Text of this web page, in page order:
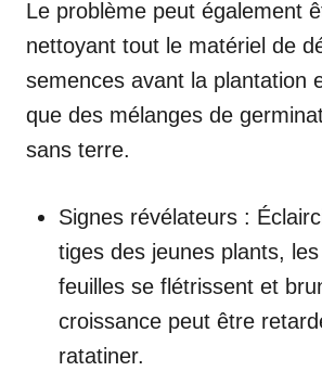
Le problème peut également
nettoyant tout le matériel de
semences avant la plantation
que des mélanges de
sans terre.
Signes révélateurs :
tiges des jeunes plants,
feuilles se flétrissent et
croissance peut être
ratatiner.